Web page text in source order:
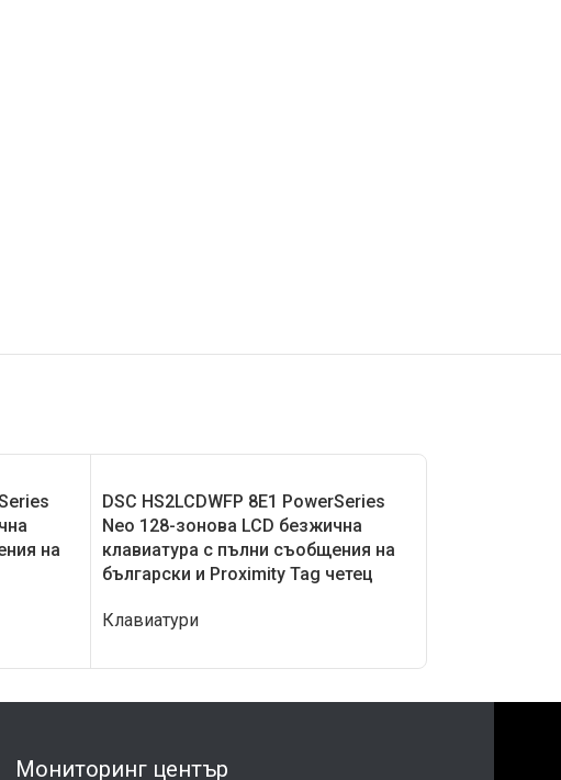
на
DSC HS2LCDWFP 8E1 PowerSeries
Neo 128-зонова LCD безжична
клавиатура с пълни съобщения на
български и Proximity Tag четец
Клавиатури
Мониторинг център